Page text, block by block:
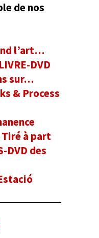
de nos
l’art…
DVD
sur…
& Process
à part
DVD des